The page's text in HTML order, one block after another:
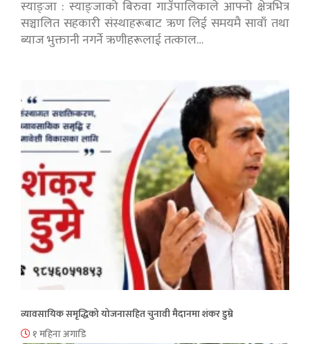
स्याङ्जा : स्याङ्जाको बिरुवा गाउँपालिकाले आफ्नो क्षेत्रभित्र
सञ्चालित सहकारी संस्थाहरूबाट ऋण लिई समयमै सावाँ तथा
ब्याज भुक्तानी नगर्ने ऋणीहरूलाई तत्काल…
व्यावसायिक समृद्धिको योजनासहित चुनावी मैदानमा शंकर डुम्रे
१ महिना अगाडि